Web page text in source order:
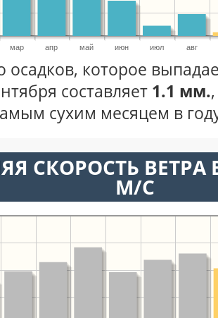
мар апр май июн июл авг
осадков, которое
составляет 1.1 мм.
сухим месяцем в
СКОРОСТЬ ВЕТРА
М/С